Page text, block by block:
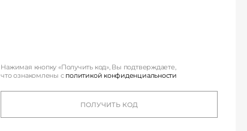
Нажимая кнопку «Получить код», Вы подтверждаете,
что ознакомлены с политикой конфиденциальности
ПОЛУЧИТЬ КОД